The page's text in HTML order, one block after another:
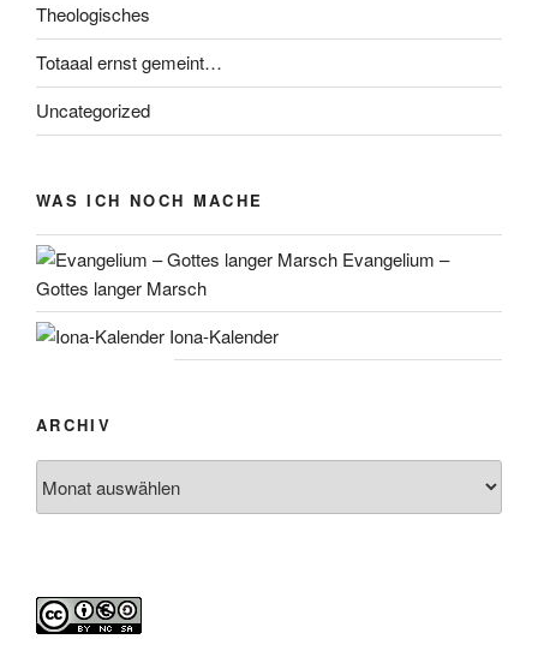
Theologisches
Totaaal ernst gemeint…
Uncategorized
WAS ICH NOCH MACHE
Evangelium –
Gottes langer Marsch
Iona-Kalender
ARCHIV